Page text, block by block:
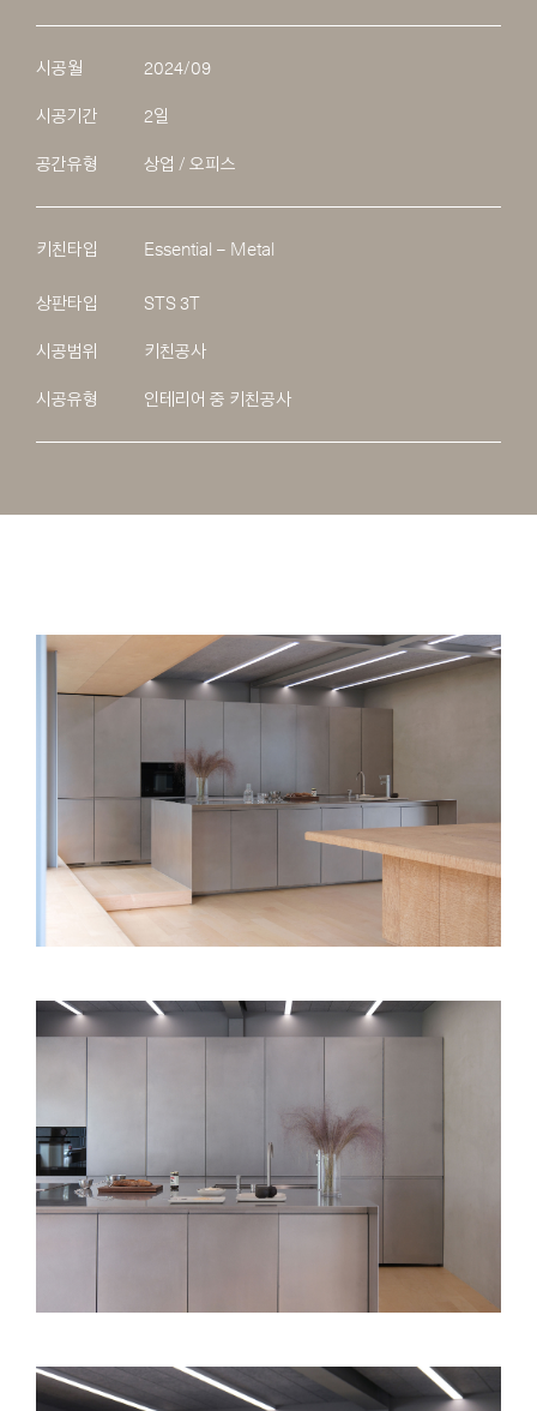
시공월 2024/09
시공기간 2일
공간유형 상업 / 오피스
키친타입 Essential – Metal
상판타입 STS 3T
시공범위 키친공사
시공유형 인테리어 중 키친공사